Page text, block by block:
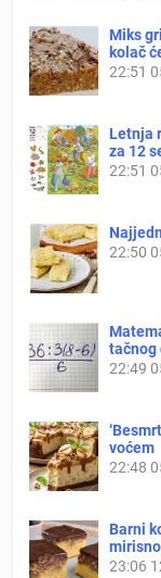
Miks
kolač
22:51
Letnja
za 12
22:51
22:50
tačnog
22:49
voćem
22:48
Barni
23:06